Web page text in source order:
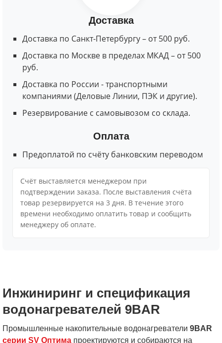
Доставка
Доставка по Санкт-Петербургу – от 500 руб.
Доставка по Москве в пределах МКАД – от 500
руб.
Доставка по России - транспортными
компаниями (Деловые Линии, ПЭК и другие).
Резервирование с самовывозом со склада.
Оплата
Предоплатой по счёту банковским переводом
Cчёт выставляется менеджером при
подтверждении заказа. После выставления счёта
товар резервируется на 3 дня. В течение этого
времени необходимо оплатить товар и сообщить
менеджеру об оплате.
Инжиниринг и спецификация
водонагревателей 9BAR
Промышленные накопительные водонагреватели 9BAR
серии SV Оптима проектируются и собираются на